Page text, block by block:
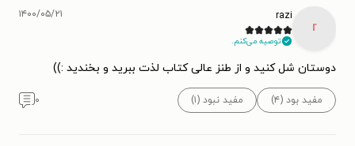
r
razi
توصیه می‌کنم.
۱۴۰۰/۰۵/۲۱
دوستان شل کنید و از طنز عالی کتاب لذت ببرید و بخندید :))
مفید بود (۴) مفید نبود (۱) ۰